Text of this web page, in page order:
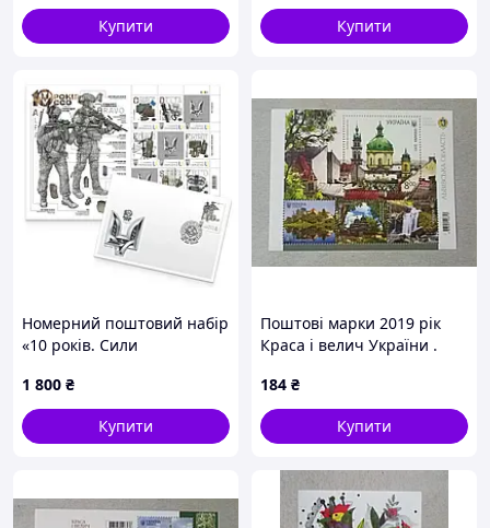
Купити
Купити
Номерний поштовий набір
«10 років. Сили
(стандарт)
1 800 ₴
Купити
Поштові марки 2019 рік
Краса і велич України .
184 ₴
Купити